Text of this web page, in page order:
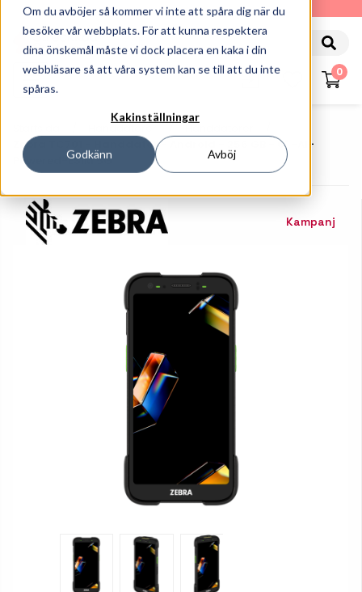
Om du avböjer så kommer vi inte att spåra dig när du
besöker vår webbplats. För att kunna respektera
dina önskemål måste vi dock placera en kaka i din
webbläsare så att våra system kan se till att du inte
spåras.
Kakinställningar
Godkänn Avböj
010-162 61 90
0
Handdatorer
Handdatorer
Zebra TC701 - Handdator - Android - 256 GB - 6" -AI-
Powered-ESIM 5G
Kampanj